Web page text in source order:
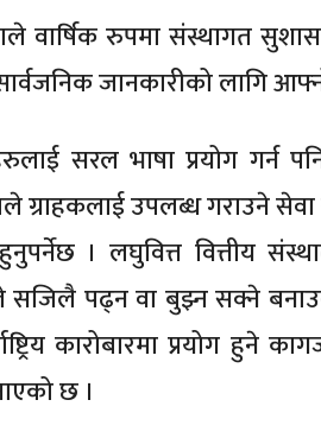
वार्षिक रुपमा संस्थागत
जानकारीको लागि
सरल भाषा प्रयोग गर्न
ग्राहकलाई उपलब्ध गराउने सेवा
। लघुवित्त वित्तीय
पढ्न वा बुझ्न सक्ने
कारोबारमा प्रयोग हुने
छ ।